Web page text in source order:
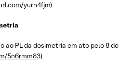
yurn4fjm)
ao PL da dosimetria em ato pelo 8 de
5n6rmm83)